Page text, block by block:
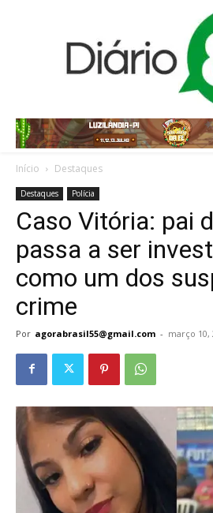
Início Destaques
Destaques Polícia
Caso Vitória: pai
passa a ser
como um dos
crime
Por agorabrasil55@gmail.com - março 10,